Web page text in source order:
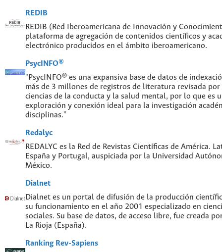
REDIB
REDIB (Red Iberoamericana de Innovación y
plataforma de agregación de contenidos científicos y
electrónico producidos en el ámbito iberoamericano.
PsycINFO®
"PsycINFO® es una expansiva base de datos de
más de 3 millones de registros de literatura revisada por
ciencias de la conducta y la salud mental, por lo que es
exploración y conexión ideal para la investigación
disciplinas."
Redalyc
REDALYC es la Red de Revistas Científicas de América.
España y Portugal, auspiciada por la Universidad
México.
Dialnet
Dialnet es un portal de difusión de la producción
su funcionamiento en el año 2001 especializado en
sociales. Su base de datos, de acceso libre, fue creada
La Rioja (España).
Ranking Rev-Sapiens